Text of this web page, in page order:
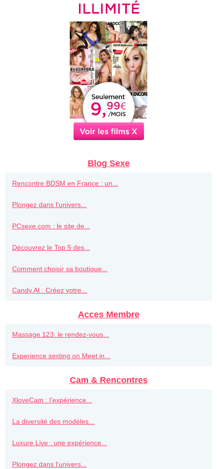
Blog Sexe
Rencontre BDSM en France : un...
Plongez dans l'univers...
PCsexe.com : le site de...
Découvrez le Top 5 des...
Comment choisir sa boutique...
Candy.AI : Créez votre...
Acces Membre
Massage 123: le rendez-vous...
Experience sexting on Meet in...
Cam & Rencontres
XloveCam : l’expérience...
La diversité des modèles...
Luxure Live : une expérience...
Plongez dans l'univers...